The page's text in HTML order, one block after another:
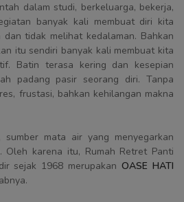
dalam studi, berkeluarga, bekerja,
banyak kali membuat diri kita
tidak melihat kedalaman. Bahkan
itu sendiri banyak kali membuat kita
Batin terasa kering dan kesepian
padang pasir seorang diri. Tanpa
frustasi, bahkan kehilangan makna
sumber mata air yang menyegarkan
Oleh karena itu, Rumah Retret Panti
sejak 1968 merupakanOASE HATI